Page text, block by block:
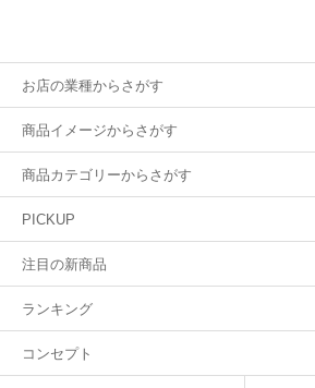
お店の業種からさがす
商品イメージからさがす
商品カテゴリーからさがす
PICKUP
注目の新商品
ランキング
コンセプト